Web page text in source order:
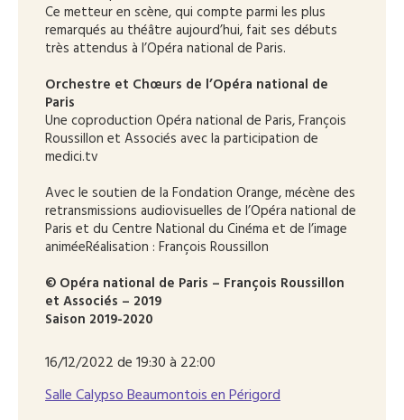
Ce metteur en scène, qui compte parmi les plus
remarqués au théâtre aujourd’hui, fait ses débuts
très attendus à l’Opéra national de Paris.
Orchestre et Chœurs de l’Opéra national de
Paris
Une coproduction Opéra national de Paris, François
Roussillon et Associés avec la participation de
medici.tv
Avec le soutien de la Fondation Orange, mécène des
retransmissions audiovisuelles de l’Opéra national de
Paris et du Centre National du Cinéma et de l’image
animéeRéalisation : François Roussillon
© Opéra national de Paris – François Roussillon
et Associés – 2019
Saison 2019-2020
16/12/2022 de 19:30 à 22:00
Salle Calypso Beaumontois en Périgord